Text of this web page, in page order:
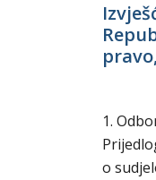
1.
o